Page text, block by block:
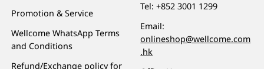
Promotion & Service
Wellcome WhatsApp Terms
and Conditions
Refund/Exchange policy for
Tel:+852 3001 1299
Email:
onlineshop@wellcome.com
.hk